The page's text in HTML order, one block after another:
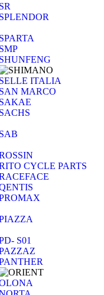
ITALIA
MARCO
CYCLE PARTS
S01